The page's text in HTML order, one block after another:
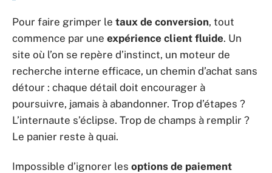
Pour faire grimper le taux de conversion, tout
commence par une expérience client fluide. Un
site où l’on se repère d’instinct, un moteur de
recherche interne efficace, un chemin d’achat sans
détour : chaque détail doit encourager à
poursuivre, jamais à abandonner. Trop d’étapes ?
L’internaute s’éclipse. Trop de champs à remplir ?
Le panier reste à quai.
Impossible d’ignorer les options de paiement